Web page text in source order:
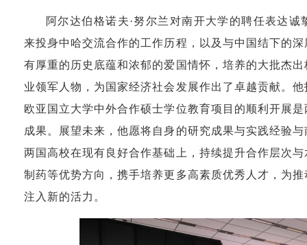
阿尔达伯格诺夫·努尔兰对南开大学的聘任表达
来投身中哈交流合作的工作历程，以及与中国结下的
有厚重的历史底蕴和浓郁的爱国情怀，培养的大批杰
业领军人物，为国家经济社会发展作出了卓越贡献。
欧亚国立大学中外合作硕士学位教育项目的顺利开展
成果。展望未来，他愿将自身的研究成果与实践经验
两国高校在现有良好合作基础上，持续提升合作层次
制药等优势方向，携手培养更多高素质优秀人才，为
注入新的活力。